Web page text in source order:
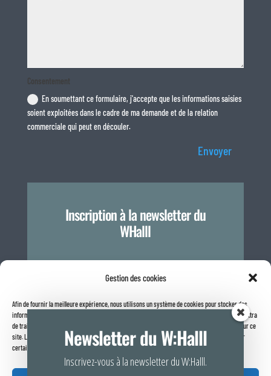
Gestion des cookies
Afin de fournir la meilleure expérience, nous utilisons un système de cookies pour stocker des
informations sur votre navigateur internet. Le fait de consentir à ces technologies nous permettra
de traiter des données telles que le comportement de navigation ou les identifiants uniques sur ce
site. Le fait de ne pas consentir ou de retirer son consentement peut avoir un effet négatif sur
certaines caractéristiques et fonctions.
Consentement
En soumettant ce formulaire, j'accepte que les informations saisies
soient exploitées dans le cadre de ma demande et de la relation
commerciale qui peut en découler.
Envoyer
Inscription à la newsletter du
WHalll
Je m'inscris
Newsletter du W:Halll
Inscrivez-vous à la newsletter du W:Halll.